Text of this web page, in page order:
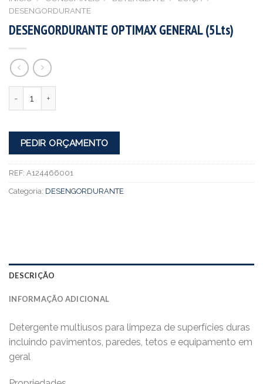
DESENGORDURANTE
DESENGORDURANTE OPTIMAX GENERAL (5Lts)
PEDIR ORÇAMENTO
REF: A124466001
Categoria: DESENGORDURANTE
DESCRIÇÃO
INFORMAÇÃO ADICIONAL
Detergente multiusos para limpeza de superfícies duras
incluindo pavimentos, paredes, tetos e equipamento em
geral